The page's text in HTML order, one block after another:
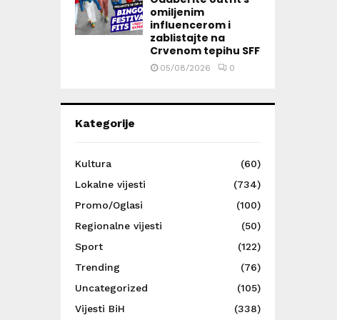
omiljenim
influencerom i
zablistajte na
Crvenom tepihu SFF
05/08/2026 0
Kategorije
Kultura
(60)
Lokalne vijesti
(734)
Promo/Oglasi
(100)
Regionalne vijesti
(50)
Sport
(122)
Trending
(76)
Uncategorized
(105)
Vijesti BiH
(338)